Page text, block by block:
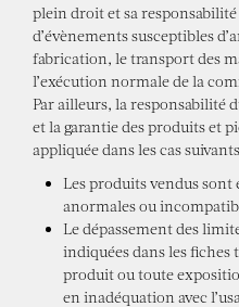
plein droit et sa responsabilité
d’évènements susceptibles
fabrication, le transport des
l’exécution normale de la
Par ailleurs, la responsabilité
et la garantie des produits et
appliquée dans les cas
Les produits vendus sont
anormales ou
Le dépassement des
indiquées dans les fiches
produit ou toute
en inadéquation avec